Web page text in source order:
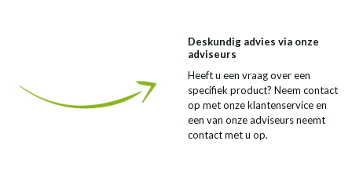
Deskundig advies via onze
adviseurs
Heeft u een vraag over een
specifiek product? Neem contact
op met onze klantenservice en
een van onze adviseurs neemt
contact met u op.